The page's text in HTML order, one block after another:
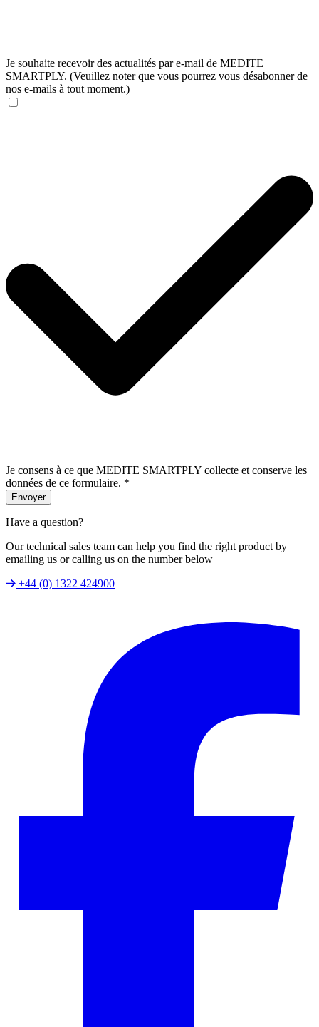
Je souhaite recevoir des actualités par e-mail de MEDITE
SMARTPLY. (Veuillez noter que vous pourrez vous désabonner de
nos e-mails à tout moment.)
Je consens à ce que MEDITE SMARTPLY collecte et conserve les
données de ce formulaire. *
Envoyer
Have a question?
Our technical sales team can help you find the right product by
emailing us or calling us on the number below
+44 (0) 1322 424900